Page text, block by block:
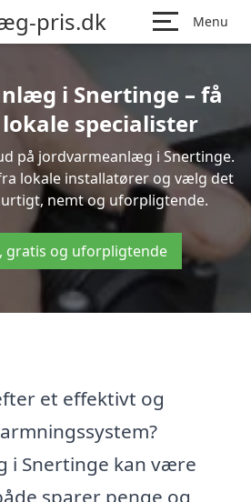
pris.dk Menu
i Snertinge – få
specialister
på jordvarmeanlæg i Snertinge.
lokale installatører og vælg det
nemt og uforpligtende.
gratis og uforpligtende
et effektivt og
i Snertinge kan være
sparer penge og